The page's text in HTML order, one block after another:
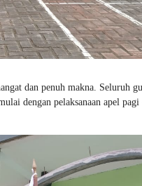
dan penuh makna. Seluruh
dengan pelaksanaan apel